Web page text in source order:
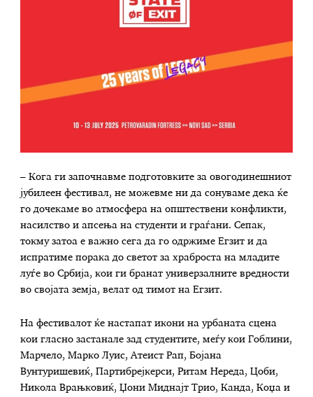
– Кога ги започнавме подготовките за овогодинешниот
јубилеен фестивал, не можевме ни да сонуваме дека ќе
го дочекаме во атмосфера на општествени конфликти,
насилство и апсења на студенти и граѓани. Сепак,
токму затоа е важно сега да го одржиме Егзит и да
испратиме порака до светот за храброста на младите
луѓе во Србија, кои ги бранат универзалните вредности
во својата земја, велат од тимот на Егзит.
На фестивалот ќе настапат икони на урбаната сцена
кои гласно застанале зад студентите, меѓу кои Гоблини,
Марчело, Марко Луис, Атеист Рап, Бојана
Вунтуришевиќ, Партибрејкерси, Ритам Нереда, Цоби,
Никола Врањковиќ, Џони Миднајт Трио, Канда, Коџа и